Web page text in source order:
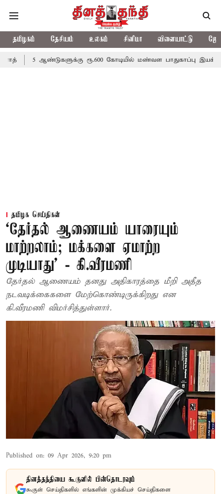
தமிழகம் தேசியம் உலகம் சினிமா விளையாட்டு
ரூ.600 கோடியில் மண்வள பாதுகாப்பு இயக்கம்
தமிழக செய்திகள்
‘தேர்தல் ஆணையம் யாரையும்
மாற்றலாம்; மக்களை ஏமாற்ற
முடியாது’ - கி.வீரமணி
தேர்தல் ஆணையம் தனது அதிகாரத்தை மீறி அதீத
நடவடிக்கைகளை மேற்கொண்டிருக்கிறது என
கி.வீரமணி விமர்சித்துள்ளார்.
Published on: 09 Apr 2026, 9:20 pm
தினத்தந்தியை கூகுளில் பின்தொடரவும்
கூகுள் செய்திகளில் எங்களின் முக்கியச் செய்திகளை